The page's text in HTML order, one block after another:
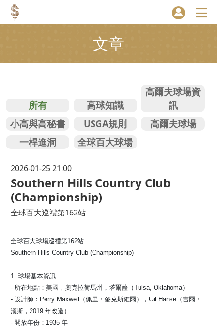
文章
所有 高球知識
高爾夫球場資
訊
小高與高秘書
USGA規則
高爾夫球場
一桿進洞
全球百大球場
2026-01-25 21:00
Southern Hills Country Club
(Championship)
全球百大巡禮第162站
全球百大球場巡禮第162站
Southern Hills Country Club (Championship)
1. 球場基本資訊 ️‍️️‍️
- 所在地點：美國，奧克拉荷馬州，塔爾薩（Tulsa, Oklahoma）
- 設計師：Perry Maxwell（佩里・麥克斯維爾），Gil Hanse（吉爾・
漢斯，2019 年改造）
- 開放年份：1935 年